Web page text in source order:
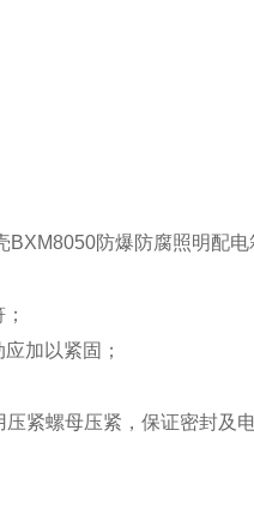
防爆防腐照明配
加以紧固；
紧螺母压紧，保证密封及